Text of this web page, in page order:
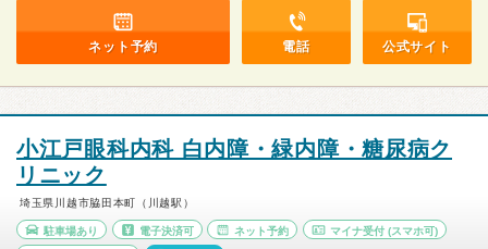
ネット予約 電話 公式サイト
小江戸眼科内科 白内障・緑内障・糖尿病ク
リニック
埼玉県川越市脇田本町（川越駅）
駐車場あり 電子決済可 ネット予約 マイナ受付 (スマホ可)